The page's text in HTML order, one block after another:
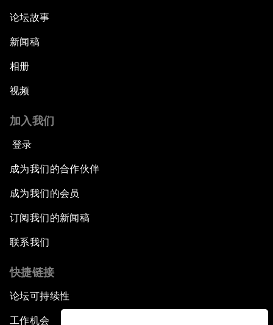
论坛故事
新闻稿
相册
视频
加入我们
登录
成为我们的合作伙伴
成为我们的会员
订阅我们的新闻稿
联系我们
快捷链接
论坛可持续性
工作机会